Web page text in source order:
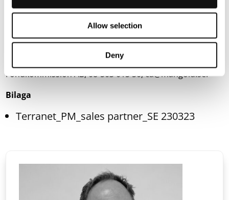
Allow selection
Deny
Nasdaq First North Premier Growth Market (Nasdaq:
Följ vår resa påwww.blincvision.com
Certified Adviser till Terranet är Mangold
Fondkommission AB, 08-503 015 50,ca@mangold.se.
Bilaga
Terranet_PM_sales partner_SE 230323